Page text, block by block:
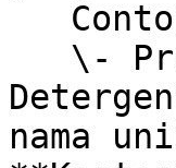
nama